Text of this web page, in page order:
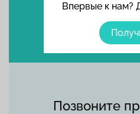
Впервые к нам?
Позвоните